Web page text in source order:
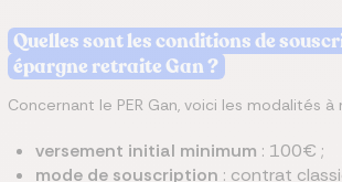
Quelles sont les conditions de
épargne retraite Gan ?
Concernant le PER Gan, voici les modalités
versement initial minimum : 100€ ;
mode de souscription : contrat